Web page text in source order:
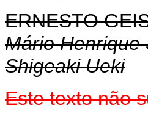
ERNESTO
Mário Henrique
Shigeaki Ueki
Este texto não